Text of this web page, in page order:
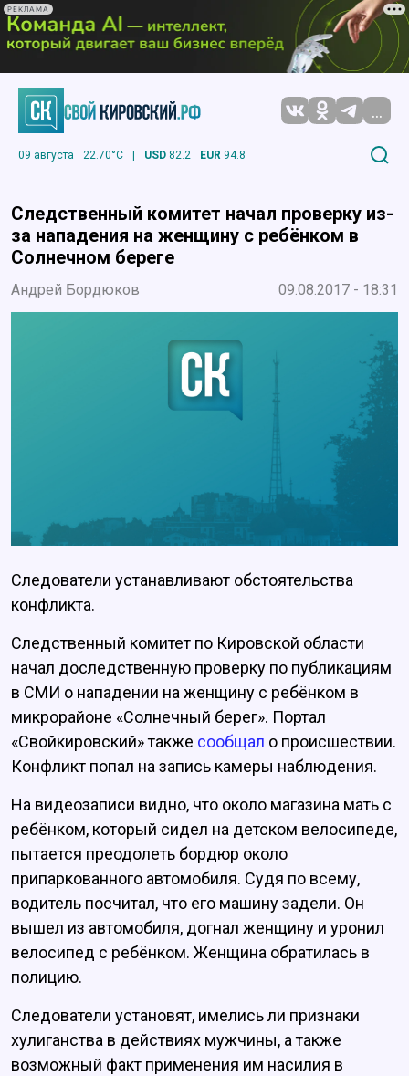
РЕКЛАМА
...
09 августа 22.70°C | USD 82.2 EUR 94.8
Следственный комитет начал проверку из-
за нападения на женщину с ребёнком в
Солнечном береге
Андрей Бордюков 09.08.2017 - 18:31
Следователи устанавливают обстоятельства
конфликта.
Следственный комитет по Кировской области
начал доследственную проверку по публикациям
в СМИ о нападении на женщину с ребёнком в
микрорайоне «Солнечный берег». Портал
«Свойкировский» также сообщал о происшествии.
Конфликт попал на запись камеры наблюдения.
На видеозаписи видно, что около магазина мать с
ребёнком, который сидел на детском велосипеде,
пытается преодолеть бордюр около
припаркованного автомобиля. Судя по всему,
водитель посчитал, что его машину задели. Он
вышел из автомобиля, догнал женщину и уронил
велосипед с ребёнком. Женщина обратилась в
полицию.
Следователи установят, имелись ли признаки
хулиганства в действиях мужчины, а также
возможный факт применения им насилия в